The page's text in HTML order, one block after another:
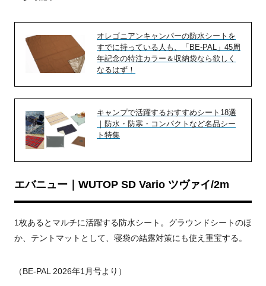
オレゴニアンキャンパーの防水シートを
すでに持っている人も、「BE-PAL」45周
年記念の特注カラー＆収納袋なら欲しく
なるはず！
キャンプで活躍するおすすめシート18選
｜防水・防寒・コンパクトなど名品シー
ト特集
エバニュー｜WUTOP SD Vario ツヴァイ/2m
1枚あるとマルチに活躍する防水シート。 グラウンドシートのほ
か、テントマットとして、寝袋の結露対策にも使え重宝する。
（BE-PAL 2026年1月号より）